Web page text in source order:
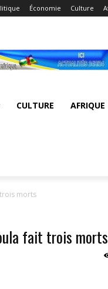
Économie Culture
CULTURE AFRIQUE
morts
fait trois morts